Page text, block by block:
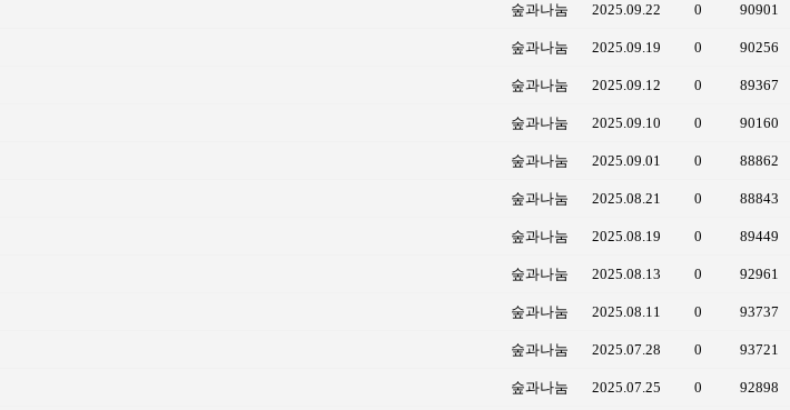
숲과나눔 2025.09.22 0 90901
숲과나눔 2025.09.19 0 90256
숲과나눔 2025.09.12 0 89367
숲과나눔 2025.09.10 0 90160
숲과나눔 2025.09.01 0 88862
숲과나눔 2025.08.21 0 88843
숲과나눔 2025.08.19 0 89449
숲과나눔 2025.08.13 0 92961
숲과나눔 2025.08.11 0 93737
숲과나눔 2025.07.28 0 93721
숲과나눔 2025.07.25 0 92898